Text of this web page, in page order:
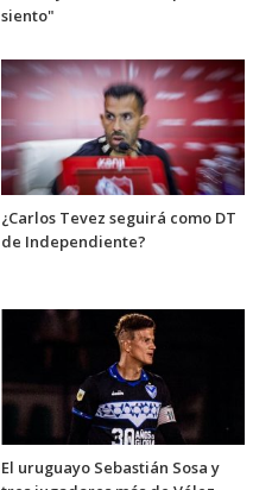
siento"
¿Carlos Tevez seguirá como DT
de Independiente?
El uruguayo Sebastián Sosa y